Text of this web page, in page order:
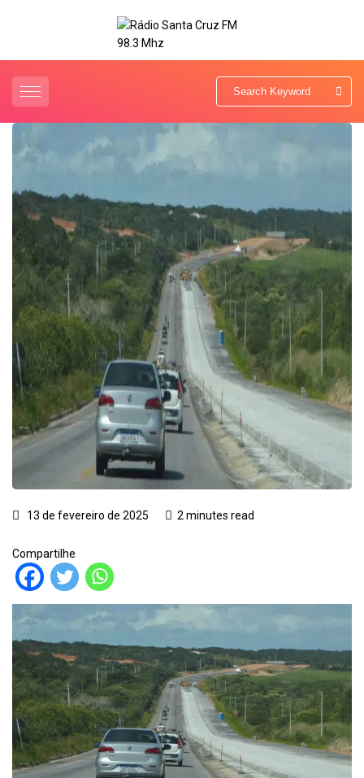
13 de fevereiro de 2025 2 minutes read
Compartilhe